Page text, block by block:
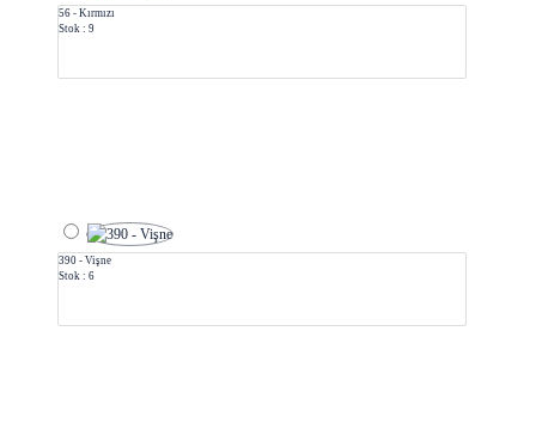
56 - Kırmızı
Stok : 9
390 - Vişne
Stok : 6